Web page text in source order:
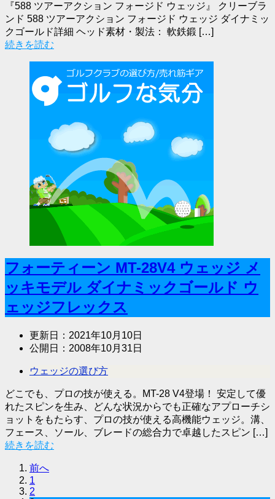
『588 ツアーアクション フォージド ウェッジ』 クリーブラ
ンド 588 ツアーアクション フォージド ウェッジ ダイナミッ
クゴールド詳細 ヘッド素材・製法： 軟鉄鍛 […]
続きを読む
フォーティーン MT-28V4 ウェッジ メ
ッキモデル ダイナミックゴールド ウ
ェッジフレックス
更新日： 2021年10月10日
公開日： 2008年10月31日
ウェッジの選び方
どこでも、プロの技が使える。MT-28 V4登場！ 安定して優
れたスピンを生み、どんな状況からでも正確なアプローチシ
ョットをもたらす、プロの技が使える高機能ウェッジ。溝、
フェース、ソール、ブレードの総合力で卓越したスピン […]
続きを読む
前へ
1
2